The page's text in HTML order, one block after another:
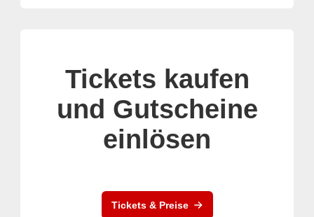
Tickets kaufen
und Gutscheine
einlösen
Tickets & Preise